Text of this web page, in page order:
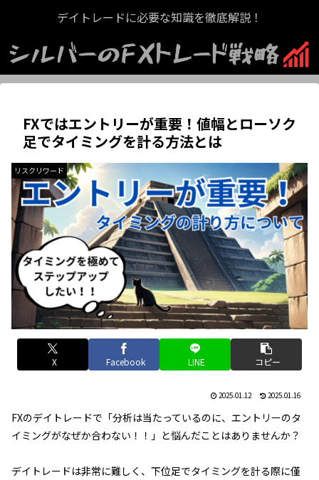
デイトレードに必要な知識を徹底解説！
FXではエントリーが重要！値幅とローソク
足でタイミングを計る方法とは
リスクリワード
X Facebook LINE コピー
2025.01.12 2025.01.16
FXのデイトレードで「分析は当たっているのに、エントリーのタ
イミングがなぜか合わない！！」と悩んだことはありませんか？
デイトレードは非常に難しく、下位足でタイミングを計る際に僅